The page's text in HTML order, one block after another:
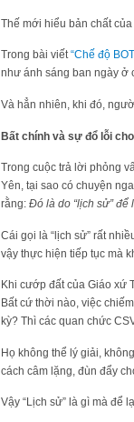
Thế mới hiểu bản chất
Trong bài viết“Chế độ
như ánh sáng ban ngày ở
Và hẳn nhiên, khi đó,
Bất chính và sự đổ lỗi
Trong cuộc trả lời phỏng
Yên, tại sao có chuyện
rằng: Đó là do “lịch sử” để
Cái gọi là “lịch sử” rất
vậy thực hiện tiếp tục mà
Khi cướp đất của Giáo xứ
Bất cứ thời nào, việc
kỳ? Thì các quan chức
Họ không thể lý giải,
cách câm lặng, đùn đẩy
Vậy “Lịch sử” là gì mà để